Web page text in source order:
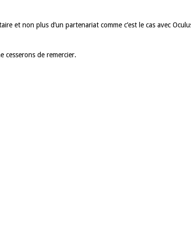
et non plus d’un partenariat comme c’est le cas avec
cesserons de remercier.